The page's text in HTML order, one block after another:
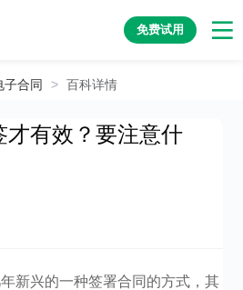
免费试用
子合同 > 百科详情
才有效？要注意什
新兴的一种签署合同的方式，其